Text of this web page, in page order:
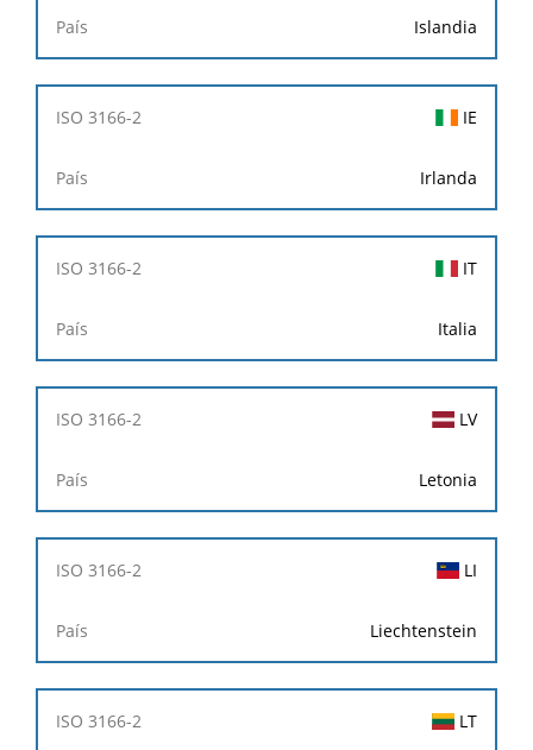
Islandia
IE
Irlanda
IT
Italia
LV
Letonia
LI
Liechtenstein
LT